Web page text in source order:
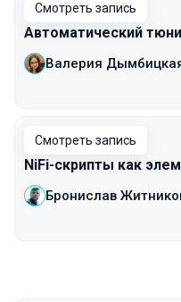
Смотреть запись
Автоматический
Валерия
Смотреть запись
NiFi-скрипты как
Бронислав